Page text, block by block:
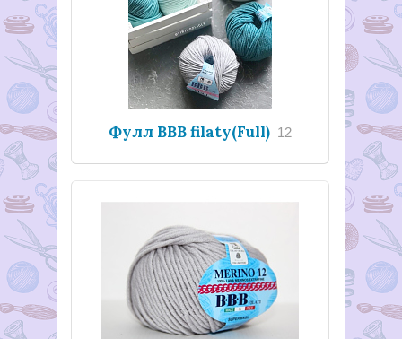
Фулл BBB filaty(Full) 12